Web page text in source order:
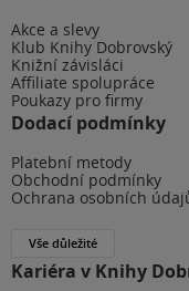
Akce a slevy
Klub Knihy Dobrovský
Knižní závisláci
Affiliate spolupráce
Poukazy pro firmy
Dodací podmínky
Platební metody
Obchodní podmínky
Ochrana osobních
Vše důležité
Kariéra v Knihy